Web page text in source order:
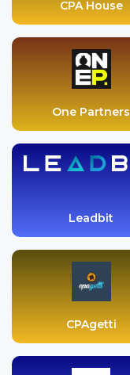
CPA House
One Partners
Leadbit
CPAgetti